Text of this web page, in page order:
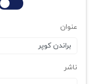
عنوان
ناشر